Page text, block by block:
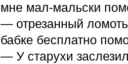
мне мал-мальски
— отрезанный
бабке бесплатно
— У старухи